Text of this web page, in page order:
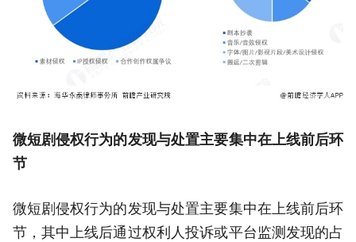
微短剧侵权行为的发现与处置主要集中在上线前后环
节
微短剧侵权行为的发现与处置主要集中在上线前后环
节，其中上线后通过权利人投诉或平台监测发现的占